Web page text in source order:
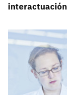
interactuación